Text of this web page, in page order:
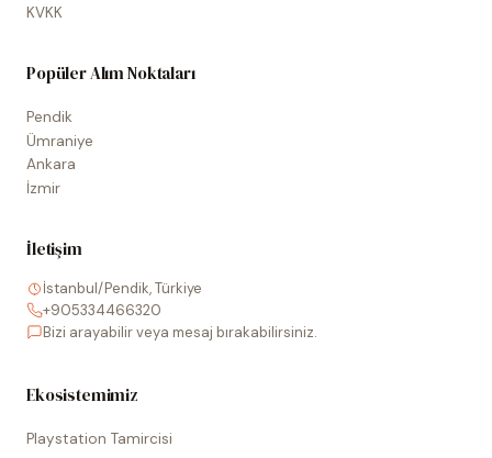
KVKK
Popüler Alım Noktaları
Pendik
Ümraniye
Ankara
İzmir
İletişim
İstanbul/Pendik, Türkiye
+905334466320
Bizi arayabilir veya mesaj bırakabilirsiniz.
Ekosistemimiz
Playstation Tamircisi